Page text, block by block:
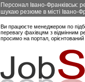
Персонал Івано-Франківськ:
шукаю резюме в місті Івано-
Ви працюєте менеджером по
перевагу фахівцям з відмінним
просимо на портал,